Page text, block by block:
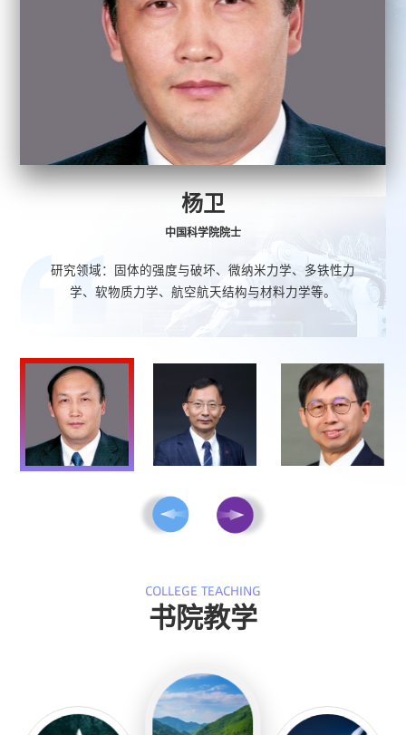
高华健
中国科学院(外籍)、美国科学院、工程院等院士
研究领域：力学、材料和工程科学
书院教学